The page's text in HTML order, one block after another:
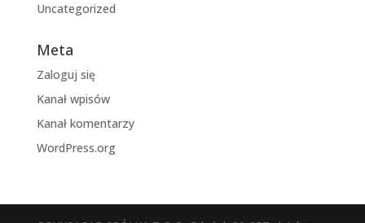
Uncategorized
Meta
Zaloguj się
Kanał wpisów
Kanał komentarzy
WordPress.org